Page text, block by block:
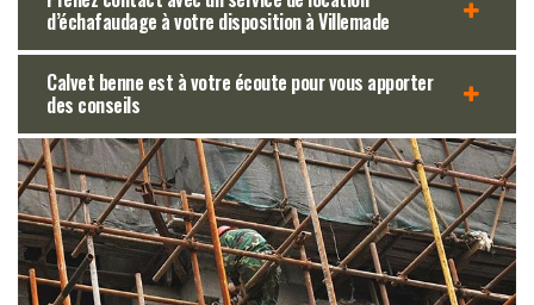
d’échafaudage à votre disposition à Villemade
Calvet benne est à votre écoute pour vous apporter
des conseils